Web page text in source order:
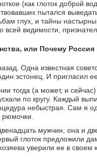
(как глоток доброй
пытался
глух, и тайны
видимости,
или Почему Россия
Одна известная
эстонец. И пригласил
тогда (а может, и
по кругу. Каждый
небыстрая. Сам я
рюмочки.
мужчин, она и
глоток предложили
уверили ее в